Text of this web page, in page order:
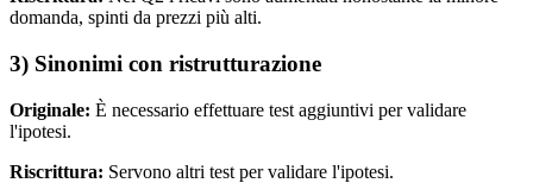
domanda, spinti da prezzi più alti.
3) Sinonimi con ristrutturazione
Originale: È necessario effettuare test aggiuntivi per validare
l'ipotesi.
Riscrittura: Servono altri test per validare l'ipotesi.